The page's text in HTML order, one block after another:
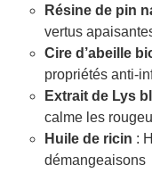
Résine de pin
vertus
Cire d’abeille
propriétés anti-
Extrait de Lys
calme les
Huile de ricin :
démangeaisons